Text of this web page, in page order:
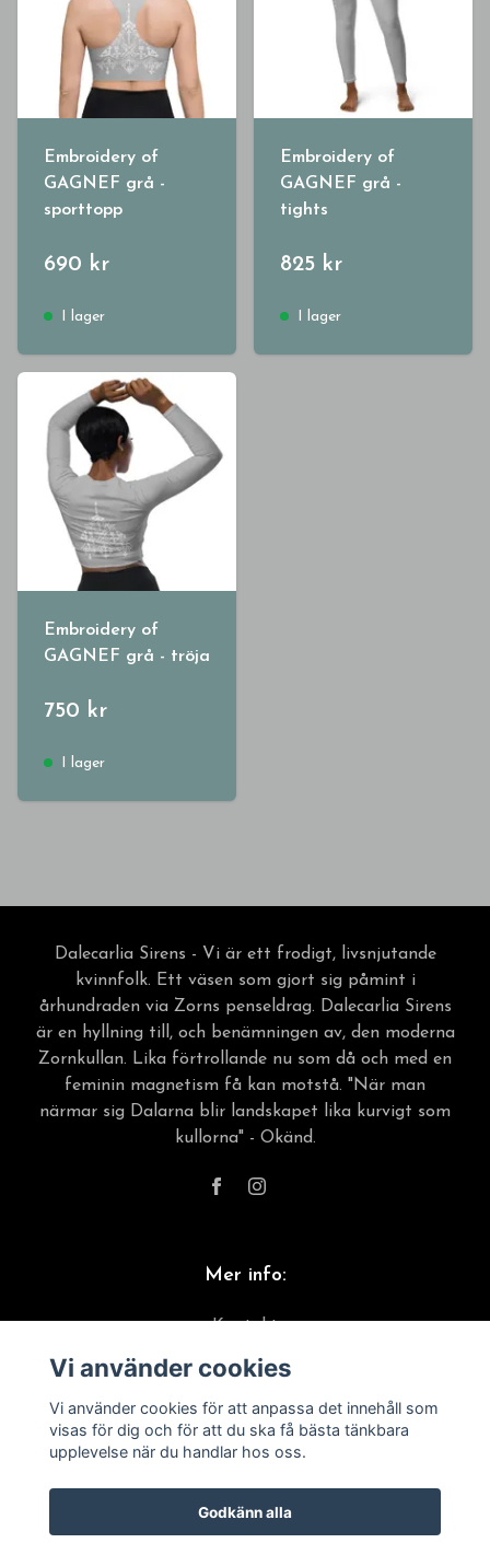
Embroidery of
GAGNEF grå -
sporttopp
690 kr
I lager
Embroidery of
GAGNEF grå -
tights
825 kr
I lager
Embroidery of
GAGNEF grå - tröja
750 kr
I lager
Dalecarlia Sirens - Vi är ett frodigt, livsnjutande
kvinnfolk. Ett väsen som gjort sig påmint i
århundraden via Zorns penseldrag. Dalecarlia Sirens
är en hyllning till, och benämningen av, den moderna
Zornkullan. Lika förtrollande nu som då och med en
feminin magnetism få kan motstå. "När man
närmar sig Dalarna blir landskapet lika kurvigt som
kullorna" - Okänd.
Mer info:
Kontakt
Material & skötselråd
Köpvillkor
Vi använder cookies
Vi använder cookies för att anpassa det innehåll som
visas för dig och för att du ska få bästa tänkbara
upplevelse när du handlar hos oss.
Godkänn alla